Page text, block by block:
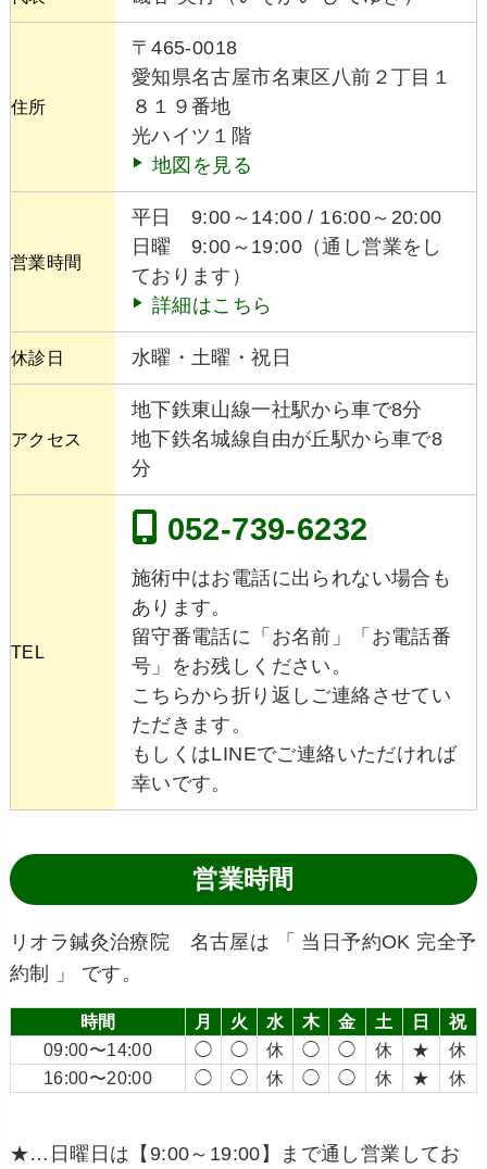
住所
〒465-0018
愛知県名古屋市名東区八前２丁目１
８１９番地
光ハイツ１階
地図を見る
営業時間
平日 9:00～14:00 / 16:00～20:00
日曜 9:00～19:00（通し営業をし
ております）
詳細はこちら
休診日 水曜・土曜・祝日
アクセス
地下鉄東山線一社駅から車で8分
地下鉄名城線自由が丘駅から車で8
分
TEL
052-739-6232
施術中はお電話に出られない場合も
あります。
留守番電話に「お名前」「お電話番
号」をお残しください。
こちらから折り返しご連絡させてい
ただきます。
もしくはLINEでご連絡いただければ
幸いです。
営業時間
リオラ鍼灸治療院 名古屋は 「 当日予約OK 完全予
約制 」 です。
時間 月 火 水 木 金 土 日
祝
09:00〜14:00
◯ ◯ 休 ◯ ◯ 休 ★
休
16:00〜20:00
◯ ◯ 休 ◯ ◯ 休 ★ 休
★…日曜日は【9:00～19:00】まで通し営業してお